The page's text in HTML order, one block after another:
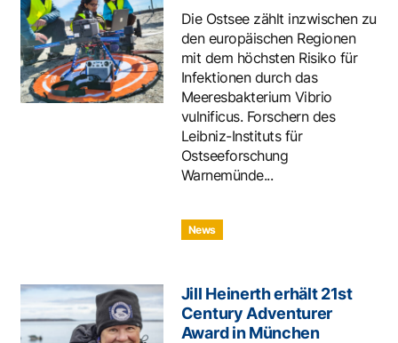
Die Ostsee zählt inzwischen zu
den europäischen Regionen
mit dem höchsten Risiko für
Infektionen durch das
Meeresbakterium Vibrio
vulnificus. Forschern des
Leibniz-Instituts für
Ostseeforschung
Warnemünde...
News
Jill Heinerth erhält 21st
Century Adventurer
Award in München